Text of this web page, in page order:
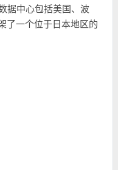
据中心包括美国、波
了一个位于日本地区的